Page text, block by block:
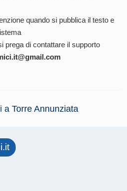
quando si pubblica il testo e
prega di contattare il supporto
a Torre Annunziata